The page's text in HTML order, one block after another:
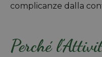
complicanze dalla
Perché